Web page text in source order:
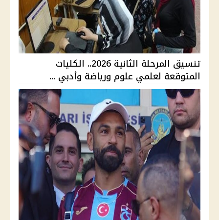
تنسيق المرحلة الثانية 2026.. الكليات
المتوقعة لعلمي علوم ورياضة وأدبي ...